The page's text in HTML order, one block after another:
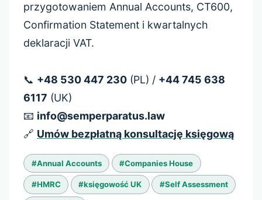
przygotowaniem Annual Accounts, CT600,
Confirmation Statement i kwartalnych
deklaracji VAT.
📞 +48 530 447 230 (PL) / +44 745 638
6117 (UK)
📧 info@semperparatus.law
🔗 Umów bezpłatną konsultację księgową
Tagi
wpisu:
#Annual Accounts #Companies House
#HMRC #księgowość UK #Self Assessment